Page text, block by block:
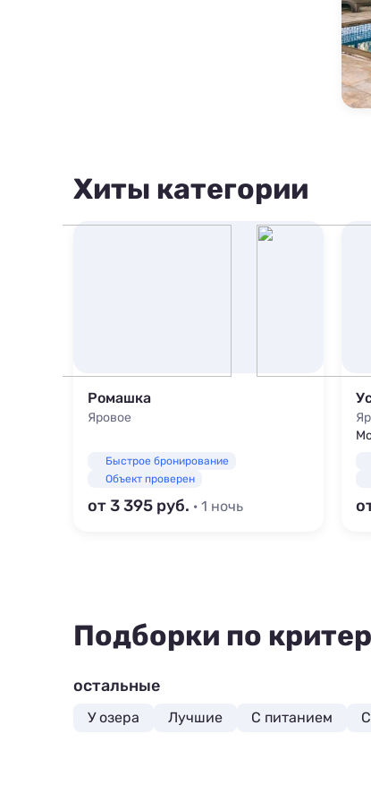
Хиты категории
Ромашка
Яровое
Быстрое бронирование
Объект проверен
от 3 395 · 1 ночь
Подборки по
остальные
У озера Лучшие С питанием